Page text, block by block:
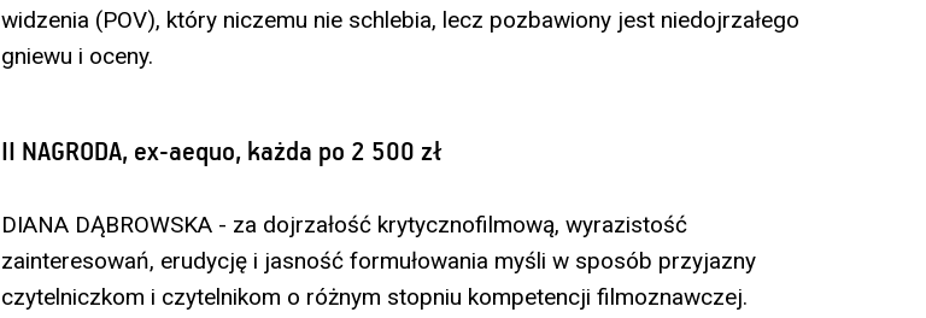
widzenia (POV), który niczemu nie schlebia, lecz pozbawiony jest niedojrzałego
gniewu i oceny.
II NAGRODA, ex-aequo, każda po 2 500 zł
DIANA DĄBROWSKA - za dojrzałość krytycznofilmową, wyrazistość
zainteresowań, erudycję i jasność formułowania myśli w sposób przyjazny
czytelniczkom i czytelnikom o różnym stopniu kompetencji filmoznawczej.